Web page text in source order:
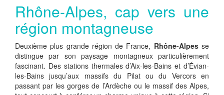
Rhône-Alpes, cap vers une
région montagneuse
Deuxième plus grande région de France, Rhône-Alpesse
distingue par son paysage montagneux particulièrement
fascinant. Des stations thermales d’Aix-les-Bains et d’Évian-
les-Bains jusqu’aux massifs du Pilat ou du Vercors en
passant par les gorges de l’Ardèche ou le massif des Alpes,